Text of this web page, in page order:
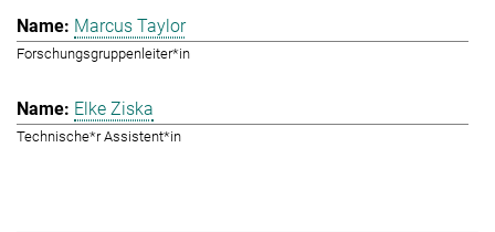
Marcus Taylor
Forschungsgruppenleiter*in
Elke Ziska
Technische*r Assistent*in